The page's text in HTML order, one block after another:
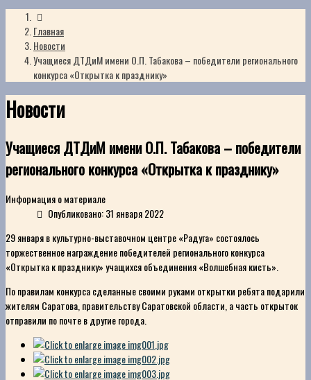
Главная
Новости
Учащиеся ДТДиМ имени О.П. Табакова – победители регионального
конкурса «Открытка к празднику»
Новости
Учащиеся ДТДиМ имени О.П. Табакова – победители
регионального конкурса «Открытка к празднику»
Информация о материале
Опубликовано: 31 января 2022
29 января в культурно-выставочном центре «Радуга» состоялось
торжественное награждение победителей регионального конкурса
«Открытка к празднику» учащихся объединения «Волшебная кисть».
По правилам конкурса сделанные своими руками открытки ребята подарили
жителям Саратова, правительству Саратовской области, а часть открыток
отправили по почте в другие города.